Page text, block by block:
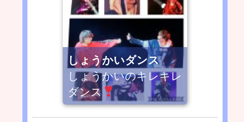
しょうかいダンス
しょうかいのキレキレ
ダンス